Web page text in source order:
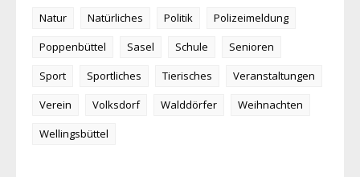
Natur
Natürliches Politik
Polizeimeldung
Poppenbüttel
Sasel Schule
Senioren
Sport
Sportliches Tierisches
Veranstaltungen
Verein
Volksdorf Walddörfer
Weihnachten
Wellingsbüttel